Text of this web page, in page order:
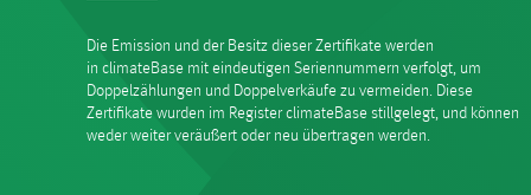
Die Emission und der Besitz dieser Zertifikate werden
in climateBase mit eindeutigen Seriennummern verfolgt, um
Doppelzählungen und Doppelverkäufe zu vermeiden. Diese
Zertifikate wurden im Register climateBase stillgelegt, und können
weder weiter veräußert oder neu übertragen werden.